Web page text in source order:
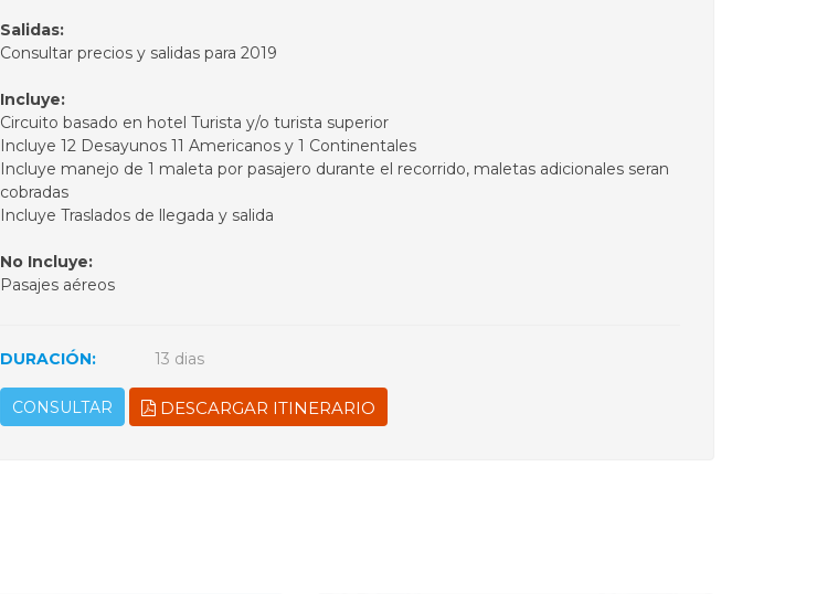
Salidas:
Consultar precios y salidas para 2019
Incluye:
Circuito basado en hotel Turista y/o turista superior
Incluye 12 Desayunos 11 Americanos y 1 Continentales
Incluye manejo de 1 maleta por pasajero durante el recorrido, maletas adicionales seran
cobradas
Incluye Traslados de llegada y salida
No Incluye:
Pasajes aéreos
DURACIÓN: 13 dias
CONSULTAR DESCARGAR ITINERARIO